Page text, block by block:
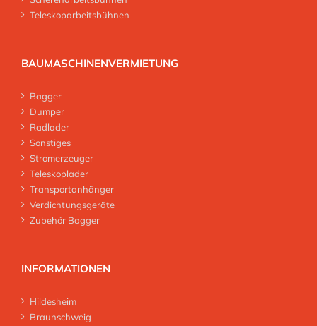
Teleskoparbeitsbühnen
BAUMASCHINENVERMIETUNG
Bagger
Dumper
Radlader
Sonstiges
Stromerzeuger
Teleskoplader
Transportanhänger
Verdichtungsgeräte
Zubehör Bagger
INFORMATIONEN
Hildesheim
Braunschweig